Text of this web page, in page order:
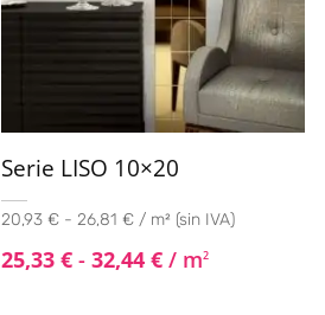
Serie LISO 10×20
20,93 € - 26,81 € / m² (sin IVA)
25,33 € - 32,44 € / m2